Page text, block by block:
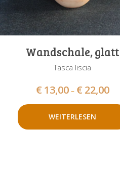
Wandschale, glatt
Tasca liscia
€ 13,00– € 22,00
WEITERLESEN